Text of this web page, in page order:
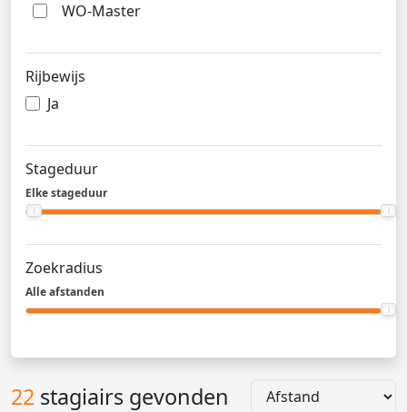
WO-Master
Rijbewijs
Ja
Stageduur
Elke stageduur
Zoekradius
Alle afstanden
22 stagiairs gevonden